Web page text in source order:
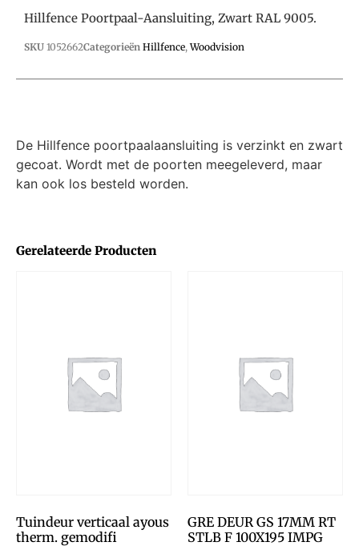
Gerelateerde Producten
Tuindeur verticaal ayous
therm. gemodifi
GRE DEUR GS 17MM RT
STLB F 100X195 IMPG
Hillfence Poortpaal-Aansluiting, Zwart RAL 9005.
SKU 1052662Categorieën Hillfence,Woodvision
De Hillfence poortpaalaansluiting is verzinkt en zwart
gecoat. Wordt met de poorten meegeleverd, maar
kan ook los besteld worden.